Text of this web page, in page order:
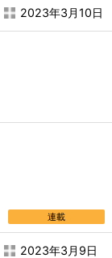
2023年3月10日
連載
2023年3月9日